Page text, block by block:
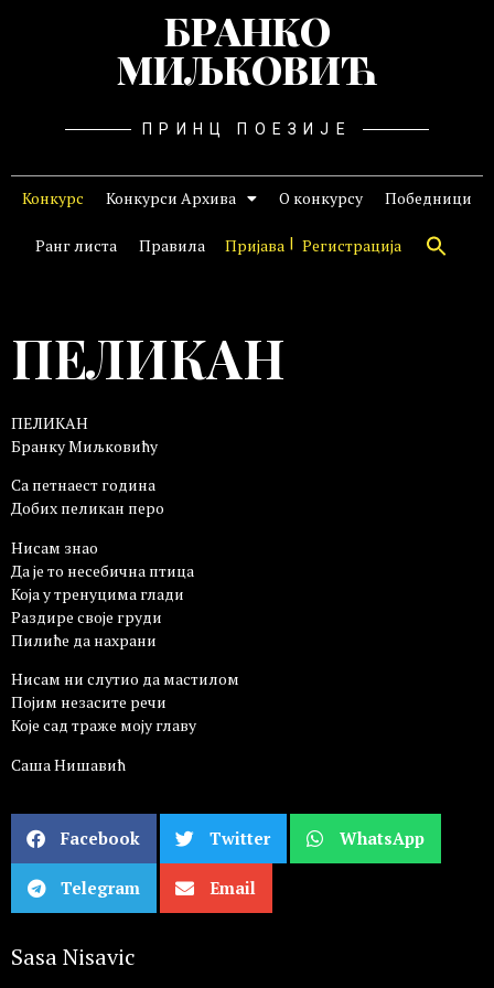
БРАНКО
МИЉКОВИЋ
ПРИНЦ ПОЕЗИЈЕ
Конкурс Конкурси Архива О конкурсу Победници
Ранг листа Правила Пријава Регистрација
ПЕЛИКАН
ПЕЛИКАН
Бранку Миљковићу
Са петнаест година
Добих пеликан перо
Нисам знао
Да је то несебична птица
Која у тренуцима глади
Раздире своје груди
Пилиће да нахрани
Нисам ни слутио да мастилом
Појим незасите речи
Које сад траже моју главу
Саша Нишавић
Facebook Twitter WhatsApp
Telegram Email
Sasa Nisavic